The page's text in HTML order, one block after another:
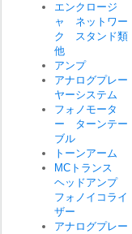
エンクロージ
ャ ネットワー
ク スタンド類
他
アンプ
アナログプレー
ヤーシステム
フォノモータ
ー ターンテー
ブル
トーンアーム
MCトランス
ヘッドアンプ
フォノイコライ
ザー
アナログプレー